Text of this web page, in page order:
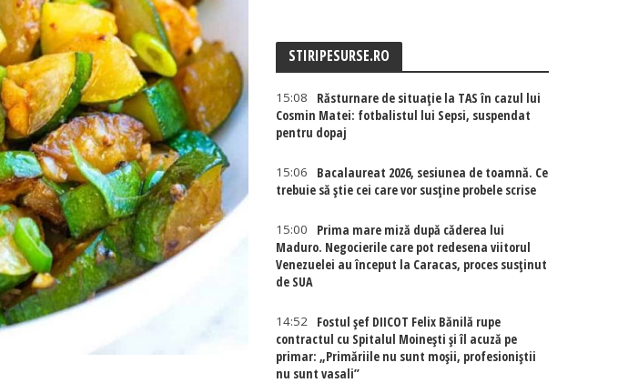
STIRIPESURSE.RO
15:08
Răsturnare de situație la TAS în cazul lui
Cosmin Matei: fotbalistul lui Sepsi, suspendat
pentru dopaj
15:06
Bacalaureat 2026, sesiunea de toamnă. Ce
trebuie să știe cei care vor susține probele scrise
15:00
Prima mare miză după căderea lui
Maduro. Negocierile care pot redesena viitorul
Venezuelei au început la Caracas, proces susținut
de SUA
14:52
Fostul șef DIICOT Felix Bănilă rupe
contractul cu Spitalul Moinești și îl acuză pe
primar: „Primăriile nu sunt moșii, profesioniștii
nu sunt vasali”